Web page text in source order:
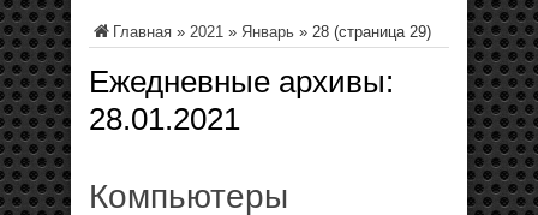
Главная » 2021 » Январь » 28 (страница 29)
Ежедневные архивы:
28.01.2021
Компьютеры